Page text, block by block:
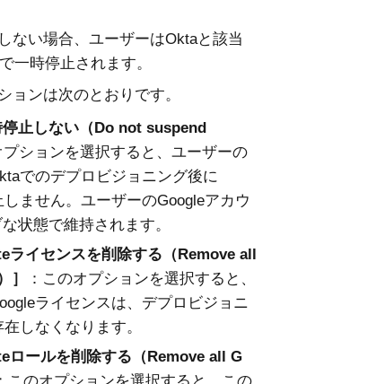
ない場合、ユーザーはOktaと該当
一時停止されます。
ョンは次のとおりです。
止しない（Do not suspend
プションを選択すると、ユーザーの
でのデプロビジョニング後に
ません。ユーザーのGoogleアカウ
状態で維持されます。
ライセンスを削除する（Remove all
：このオプションを選択すると、
ライセンスは、デプロビジョニ
しなくなります。
ロールを削除する（Remove all G